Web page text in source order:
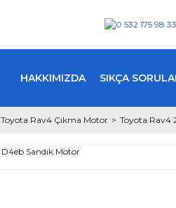
HAKKIMIZDA SIKÇA
Toyota Rav4 Çıkma Motor Toyota Rav4